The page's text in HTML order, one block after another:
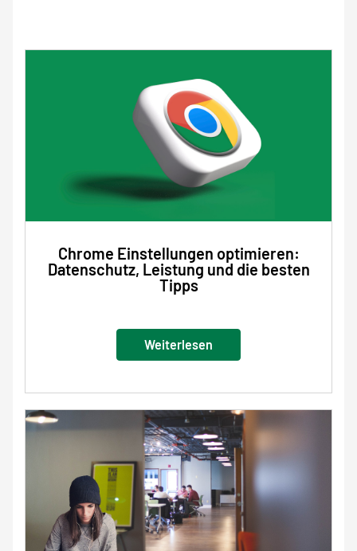
Chrome Einstellungen optimieren:
Datenschutz, Leistung und die besten
Tipps
Weiterlesen